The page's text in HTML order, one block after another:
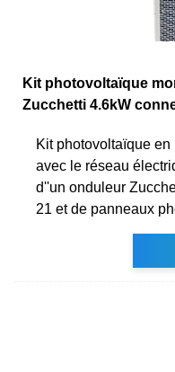
Kit photovoltaïque
Zucchetti 4.6kW
Kit photovoltaïque
avec le réseau
d''un onduleur
21 et de panneaux